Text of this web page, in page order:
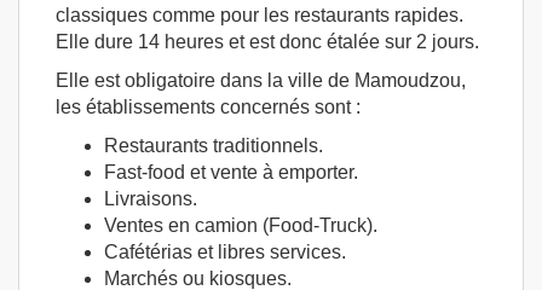
classiques comme pour les restaurants rapides.
Elle dure 14 heures et est donc étalée sur 2 jours.
Elle est obligatoire dans la ville de Mamoudzou,
les établissements concernés sont :
Restaurants traditionnels.
Fast-food et vente à emporter.
Livraisons.
Ventes en camion (Food-Truck).
Cafétérias et libres services.
Marchés ou kiosques.